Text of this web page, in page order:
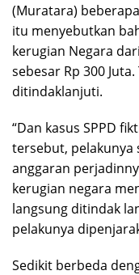
(Muratara)
itu menyebutkan
kerugian Negara
sebesar Rp 300
ditindaklanjuti.
“Dan kasus SPPD
tersebut, pelakunya
anggaran
kerugian negara
langsung ditindak
pelakunya
Sedikit berbeda